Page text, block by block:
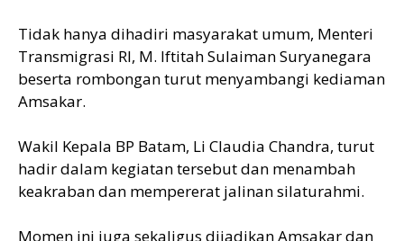
Tidak hanya dihadiri masyarakat umum, Menteri
Transmigrasi RI, M. Iftitah Sulaiman Suryanegara
beserta rombongan turut menyambangi kediaman
Amsakar.
Wakil Kepala BP Batam, Li Claudia Chandra, turut
hadir dalam kegiatan tersebut dan menambah
keakraban dan mempererat jalinan silaturahmi.
Momen ini juga sekaligus dijadikan Amsakar dan